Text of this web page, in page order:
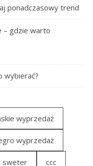
ponadczasowy trend
– gdzie warto
wybierać?
wyprzedaż
wyprzedaż
sweter ccc